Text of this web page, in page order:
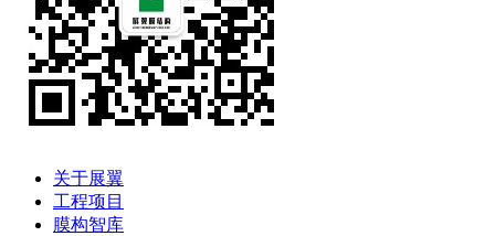
关于展翼
工程项目
膜构智库